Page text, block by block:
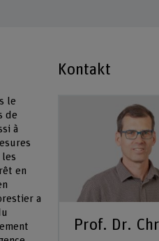
le
de
à
les
en
a
Kontakt
Prof. Dr.